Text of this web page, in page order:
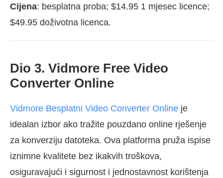
Cijena: besplatna proba; $14.95 1 mjesec licence;
$49.95 doživotna licenca.
Dio 3. Vidmore Free Video
Converter Online
Vidmore Besplatni Video Converter Online je
idealan izbor ako tražite pouzdano online rješenje
za konverziju datoteka. Ova platforma pruža ispise
iznimne kvalitete bez ikakvih troškova,
osiguravajući i sigurnost i jednostavnost korištenja